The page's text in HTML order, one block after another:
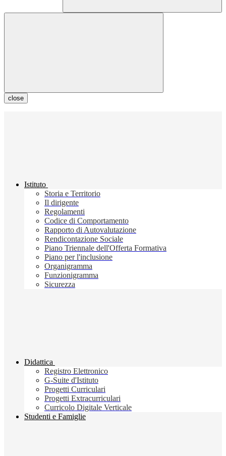
close
Istituto
Storia e Territorio
Il dirigente
Regolamenti
Codice di Comportamento
Rapporto di Autovalutazione
Rendicontazione Sociale
Piano Triennale dell'Offerta Formativa
Piano per l'inclusione
Organigramma
Funzionigramma
Sicurezza
Didattica
Registro Elettronico
G-Suite d'Istituto
Progetti Curriculari
Progetti Extracurriculari
Curricolo Digitale Verticale
Studenti e Famiglie